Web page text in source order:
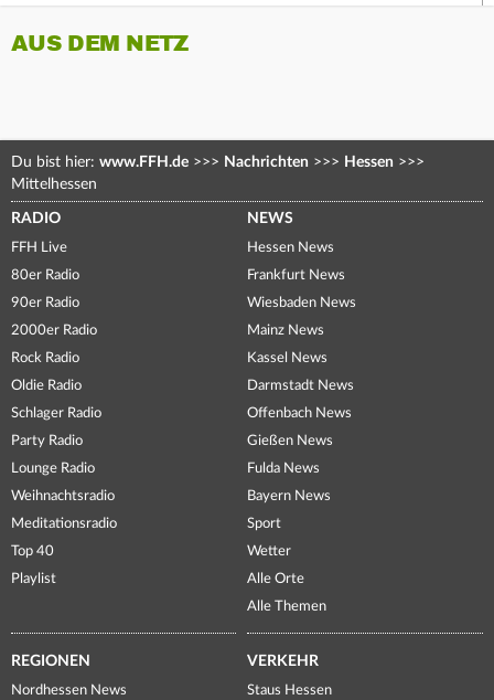
AUS DEM NETZ
Du bist hier: www.FFH.de >>> Nachrichten >>> Hessen >>>
Mittelhessen
RADIO
FFH Live
80er Radio
90er Radio
2000er Radio
Rock Radio
Oldie Radio
Schlager Radio
Party Radio
Lounge Radio
Weihnachtsradio
Meditationsradio
Top 40
Playlist
NEWS
Hessen News
Frankfurt News
Wiesbaden News
Mainz News
Kassel News
Darmstadt News
Offenbach News
Gießen News
Fulda News
Bayern News
Sport
Wetter
Alle Orte
Alle Themen
REGIONEN
Nordhessen News
VERKEHR
Staus Hessen